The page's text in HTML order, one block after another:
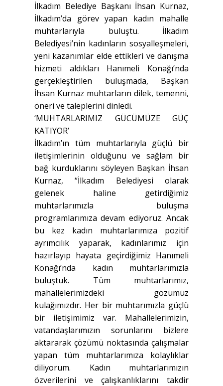
İlkadım Belediye Başkanı İhsan Kurnaz,
İlkadım’da görev yapan kadın mahalle
muhtarlarıyla buluştu. İlkadım
Belediyesi’nin kadınların sosyalleşmeleri,
yeni kazanımlar elde ettikleri ve danışma
hizmeti aldıkları Hanımeli Konağı’nda
gerçekleştirilen buluşmada, Başkan
İhsan Kurnaz muhtarların dilek, temenni,
öneri ve taleplerini dinledi.
‘MUHTARLARIMIZ GÜCÜMÜZE GÜÇ
KATIYOR’
İlkadım’ın tüm muhtarlarıyla güçlü bir
iletişimlerinin olduğunu ve sağlam bir
bağ kurduklarını söyleyen Başkan İhsan
Kurnaz, “İlkadım Belediyesi olarak
gelenek haline getirdiğimiz
muhtarlarımızla buluşma
programlarımıza devam ediyoruz. Ancak
bu kez kadın muhtarlarımıza pozitif
ayrımcılık yaparak, kadınlarımız için
hazırlayıp hayata geçirdiğimiz Hanımeli
Konağı’nda kadın muhtarlarımızla
buluştuk. Tüm muhtarlarımız,
mahallelerimizdeki gözümüz
kulağımızdır. Her bir muhtarımızla güçlü
bir iletişimimiz var. Mahallelerimizin,
vatandaşlarımızın sorunlarını bizlere
aktararak çözümü noktasında çalışmalar
yapan tüm muhtarlarımıza kolaylıklar
diliyorum. Kadın muhtarlarımızın
özverilerini ve çalışkanlıklarını takdir